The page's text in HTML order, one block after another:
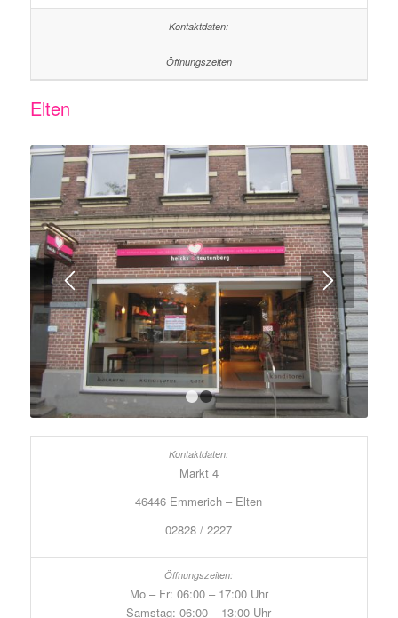
Elten
1 2
Markt 4
46446 Emmerich – Elten
02828 / 2227
Mo – Fr: 06:00 – 17:00 Uhr
Samstag: 06:00 – 13:00 Uhr